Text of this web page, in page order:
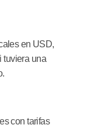
en USD,
tuviera una
con tarifas